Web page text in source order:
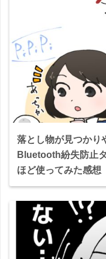
落とし物が見つかり
Bluetooth紛失防止
ほど使ってみた感想